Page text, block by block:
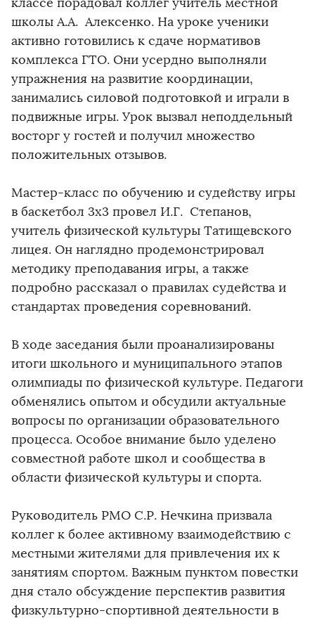
школы А.А. Алексенко. На уроке ученики
активно готовились к сдаче нормативов
комплекса ГТО. Они усердно выполняли
упражнения на развитие координации,
занимались силовой подготовкой и играли в
подвижные игры. Урок вызвал неподдельный
восторг у гостей и получил множество
положительных отзывов.
Мастер-класс по обучению и судейству игры
в баскетбол 3х3 провел И.Г. Степанов,
учитель физической культуры Татищевского
лицея. Он наглядно продемонстрировал
методику преподавания игры, а также
подробно рассказал о правилах судейства и
стандартах проведения соревнований.
В ходе заседания были проанализированы
итоги школьного и муниципального этапов
олимпиады по физической культуре. Педагоги
обменялись опытом и обсудили актуальные
вопросы по организации образовательного
процесса. Особое внимание было уделено
совместной работе школ и сообщества в
области физической культуры и спорта.
Руководитель РМО С.Р. Нечкина призвала
коллег к более активному взаимодействию с
местными жителями для привлечения их к
занятиям спортом. Важным пунктом повестки
дня стало обсуждение перспектив развития
физкультурно-спортивной деятельности в